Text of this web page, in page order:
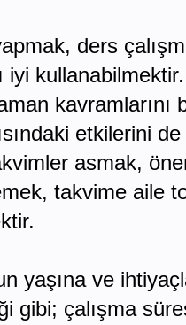
ders
iyi
kavramlarını
etkilerini
asmak,
takvime aile
yaşına ve
gibi; çalışma